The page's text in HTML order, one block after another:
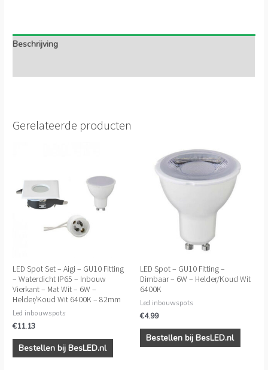
Beschrijving
Gerelateerde producten
LED Spot Set – Aigi – GU10 Fitting
– Waterdicht IP65 – Inbouw
Vierkant – Mat Wit – 6W –
Helder/Koud Wit 6400K – 82mm
Led inbouwspots
€11.13
Bestellen bij BesLED.nl
LED Spot – GU10 Fitting –
Dimbaar – 6W – Helder/Koud Wit
6400K
Led inbouwspots
€4.99
Bestellen bij BesLED.nl